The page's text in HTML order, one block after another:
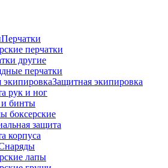
Перчатки
перчатки
другие
перчатки
Защитная экипировка
рук и ног
бинты
боксерские
защита
корпуса
лапы